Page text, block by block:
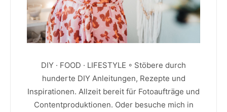
DIY · FOOD · LIFESTYLE ◦ Stöbere durch
hunderte DIY Anleitungen, Rezepte und
Inspirationen. Allzeit bereit für Fotoaufträge und
Contentproduktionen. Oder besuche mich in